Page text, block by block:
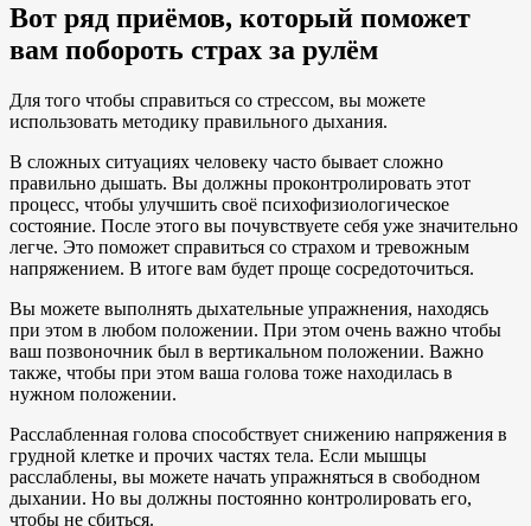
Вот ряд приёмов, который поможет
вам побороть страх за рулём
Для того чтобы справиться со стрессом, вы можете
использовать методику правильного дыхания.
В сложных ситуациях человеку часто бывает сложно
правильно дышать. Вы должны проконтролировать этот
процесс, чтобы улучшить своё психофизиологическое
состояние. После этого вы почувствуете себя уже значительно
легче. Это поможет справиться со страхом и тревожным
напряжением. В итоге вам будет проще сосредоточиться.
Вы можете выполнять дыхательные упражнения, находясь
при этом в любом положении. При этом очень важно чтобы
ваш позвоночник был в вертикальном положении. Важно
также, чтобы при этом ваша голова тоже находилась в
нужном положении.
Расслабленная голова способствует снижению напряжения в
грудной клетке и прочих частях тела. Если мышцы
расслаблены, вы можете начать упражняться в свободном
дыхании. Но вы должны постоянно контролировать его,
чтобы не сбиться.